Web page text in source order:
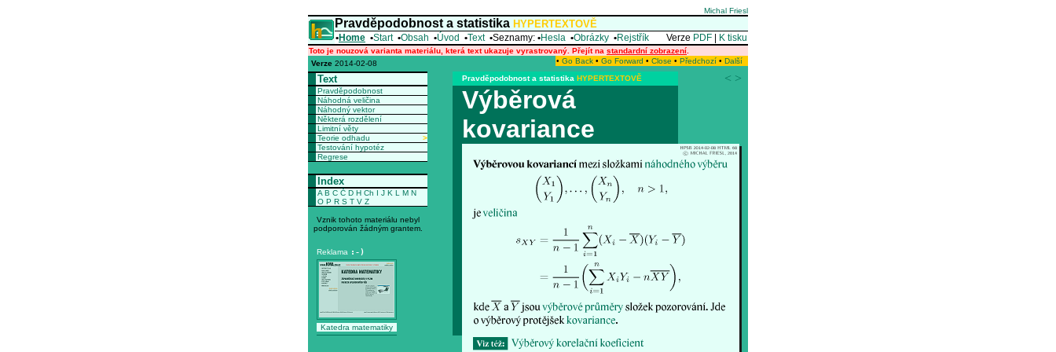
Michal Friesl
Pravděpodobnost a statistika HYPERTEXTOVĚ
•Home •Start •Obsah •Úvod •Text •Seznamy: •Hesla •Obrázky •Rejstřík Verze PDF K tisku
Toto je nouzová varianta materiálu, která text ukazuje vyrastrovaný. Přejít na standardní zobrazení
• Go Back • Go Forward • Close • Předchozí • Další
Verze 2014-02-08
Text
Pravděpodobnost
Náhodná veličina
Náhodný vektor
Některá rozdělení
Limitní věty
Teorie odhadu
>
Testování hypotéz
Regrese
Index
A B C Č D H Ch I J K L M N
O P R S T V Z
Vznik tohoto materiálu nebyl
podporován žádným grantem.
Reklama :-)
Katedra matematiky
Pravděpodobnost a statistika HYPERTEXTOVĚ < >
Výběrová
kovariance